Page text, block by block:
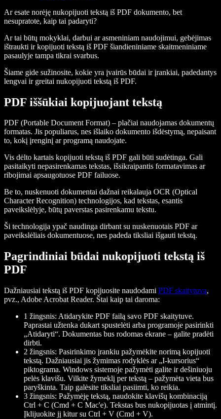
Ar esate norėję nukopijuoti tekstą iš PDF dokumento, bet
nesupratote, kaip tai padaryti?
Ar tai būtų mokyklai, darbui ar asmeniniam naudojimui, gebėjimas
ištraukti ir kopijuoti tekstą iš PDF šiandieniniame skaitmeniniame
pasaulyje tampa tikrai svarbus.
Šiame gide sužinosite, kokie yra įvairūs būdai ir įrankiai, padedantys
lengvai ir greitai nukopijuoti tekstą iš PDF.
PDF iššūkiai kopijuojant tekstą
PDF (Portable Document Format) – plačiai naudojamas dokumentų
formatas. Jis populiarus, nes išlaiko dokumento išdėstymą, nepaisant
to, kokį įrenginį ar programą naudojate.
Vis dėlto kartais kopijuoti tekstą iš PDF gali būti sudėtinga. Gali
pasitaikyti nepasirenkamas tekstas, išsikraipantis formatavimas ar
ribojimai apsaugotuose PDF failuose.
Be to, nuskenuoti dokumentai dažnai reikalauja OCR (Optical
Character Recognition) technologijos, kad tekstas, esantis
paveikslėlyje, būtų paverstas pasirenkamu tekstu.
Ši technologija ypač naudinga dirbant su nuskenuotais PDF ar
paveikslėliais dokumentuose, nes padeda tiksliai išgauti tekstą.
Pagrindiniai būdai nukopijuoti tekstą iš
PDF
Dažniausiai tekstą iš PDF kopijuosite naudodami PDF skaitytuvą,
pvz., Adobe Acrobat Reader. Štai kaip tai daroma:
1 žingsnis: Atidarykite PDF failą savo PDF skaitytuve.
Paprastai užtenka dukart spustelėti arba programoje pasirinkti
„Atidaryti“. Dokumentas bus rodomas ekrane – galite pradėti
dirbti.
2 žingsnis: Pasirinkimo įrankiu pažymėkite norimą kopijuoti
tekstą. Dažniausiai jis žymimas rodyklės ar „I-kursorius“
piktograma. Windows sistemoje pažymėti galite ir dešiniuoju
pelės klavišu. Vilkite žymeklį per tekstą – pažymėta vieta bus
paryškinta. Taip galėsite tiksliai pasiimti, ko reikia.
3 žingsnis: Pažymėję tekstą, naudokite klavišų kombinaciją
Ctrl + C (Cmd + C Mac'e). Tekstas bus nukopijuotas į atmintį.
Įklijuokite jį kitur su Ctrl + V (Cmd + V).